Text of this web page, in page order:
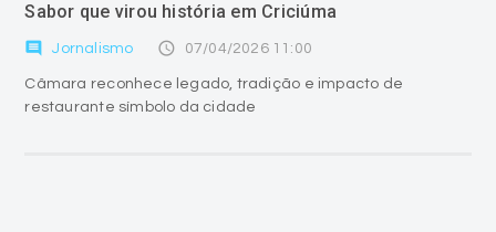
Sabor que virou história em Criciúma
comment Jornalismo access_time 07/04/2026 11:00
Câmara reconhece legado, tradição e impacto de
restaurante símbolo da cidade